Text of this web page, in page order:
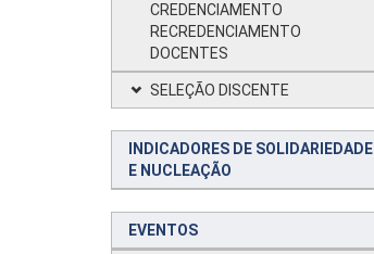
CREDENCIAMENTO
RECREDENCIAMENTO
DOCENTES
SELEÇÃO DISCENTE
INDICADORES DE SOLIDARIEDADE
E NUCLEAÇÃO
EVENTOS